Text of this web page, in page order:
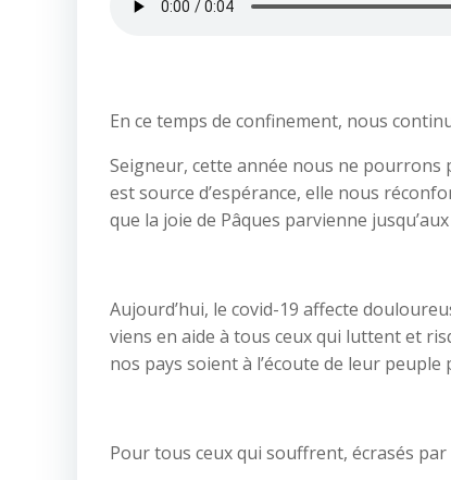
En ce temps de confinement, nous
Seigneur, cette année nous ne pourrons
est source d’espérance, elle nous
que la joie de Pâques parvienne
Aujourd’hui, le covid-19 affecte
viens en aide à tous ceux qui luttent et
nos pays soient à l’écoute de leur
Pour tous ceux qui souffrent, écrasés par